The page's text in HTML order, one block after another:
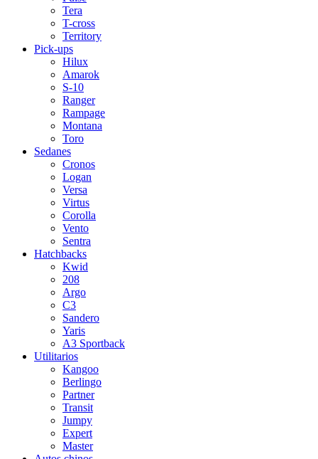
Tera
T-cross
Territory
Pick-ups
Hilux
Amarok
S-10
Ranger
Rampage
Montana
Toro
Sedanes
Cronos
Logan
Versa
Virtus
Corolla
Vento
Sentra
Hatchbacks
Kwid
208
Argo
C3
Sandero
Yaris
A3 Sportback
Utilitarios
Kangoo
Berlingo
Partner
Transit
Jumpy
Expert
Master